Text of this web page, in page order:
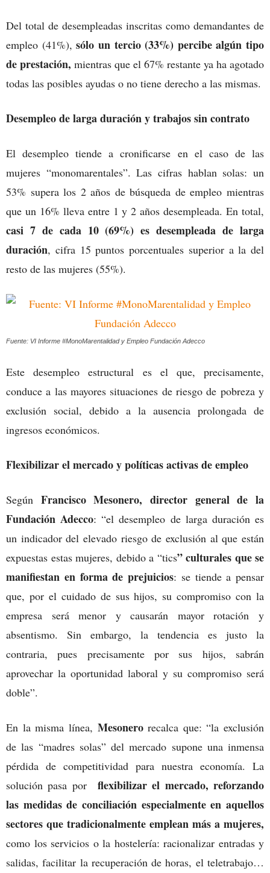
Del total de desempleadas inscritas como demandantes de
empleo (41%),sólo un tercio (33%) percibe algún tipo
de prestación, mientras que el 67% restante ya ha agotado
todas las posibles ayudas o no tiene derecho a las mismas.
Desempleo de larga duración y trabajos sin contrato
El desempleo tiende a cronificarse en el caso de las
mujeres “monomarentales”. Las cifras hablan solas: un
53% supera los 2 años de búsqueda de empleo mientras
que un 16% lleva entre 1 y 2 años desempleada. En total,
casi 7 de cada 10 (69%) es desempleada de larga
duración, cifra 15 puntos porcentuales superior a la del
resto de las mujeres (55%).
Fuente: VI Informe #MonoMarentalidad y Empleo Fundación Adecco
Este desempleo estructural es el que, precisamente,
conduce a las mayores situaciones de riesgo de pobreza y
exclusión social, debido a la ausencia prolongada de
ingresos económicos.
Flexibilizar el mercado y políticas activas de empleo
Según Francisco Mesonero, director general de la
Fundación Adecco: “el desempleo de larga duración es
un indicador del elevado riesgo de exclusión al que están
expuestas estas mujeres, debido a “tics” culturales que se
manifiestan en forma de prejuicios: se tiende a pensar
que, por el cuidado de sus hijos, su compromiso con la
empresa será menor y causarán mayor rotación y
absentismo. Sin embargo, la tendencia es justo la
contraria, pues precisamente por sus hijos, sabrán
aprovechar la oportunidad laboral y su compromiso será
doble”.
En la misma línea, Mesonerorecalca que: “la exclusión
de las “madres solas” del mercado supone una inmensa
pérdida de competitividad para nuestra economía. La
solución pasa por flexibilizar el mercado, reforzando
las medidas de conciliación especialmente en aquellos
sectores que tradicionalmente emplean más a mujeres,
como los servicios o la hostelería: racionalizar entradas y
salidas, facilitar la recuperación de horas, el teletrabajo…